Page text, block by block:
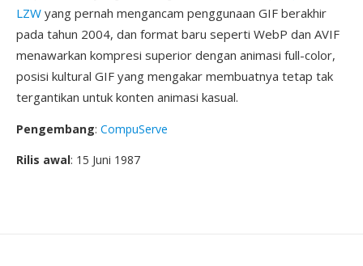
LZW yang pernah mengancam penggunaan GIF berakhir
pada tahun 2004, dan format baru seperti WebP dan AVIF
menawarkan kompresi superior dengan animasi full-color,
posisi kultural GIF yang mengakar membuatnya tetap tak
tergantikan untuk konten animasi kasual.
Pengembang: CompuServe
Rilis awal: 15 Juni 1987